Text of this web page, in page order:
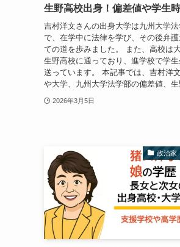
生野高校出身！偏差値や学生
吉村洋文さんの出身大学は九州大学
で、在学中に法律を学び、その後弁護
ての道を歩みました。 また、高校は
生野高校に通っており、進学校で学
送っています。 本記事では、吉村洋
や大学、九州大学法学部の偏差値、生
2026年3月5日
政治家